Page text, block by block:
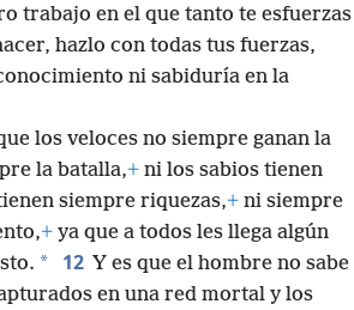
trabajo en el que tanto te esfuerzas
hazlo con todas tus fuerzas,
ni sabiduría en la
los veloces no siempre ganan la
la batalla,+ ni los sabios tienen
siempre riquezas,+ ni siempre
+ ya que a todos les llega algún
* 12 Y es que el hombre no sabe
en una red mortal y los